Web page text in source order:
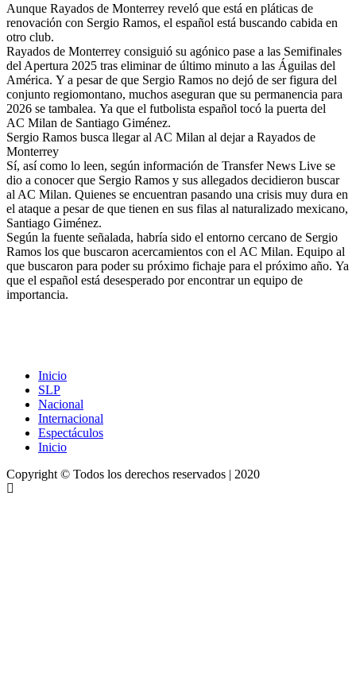
Aunque Rayados de Monterrey reveló que está en pláticas de
renovación con Sergio Ramos, el español está buscando cabida en
otro club.
Rayados de Monterrey consiguió su agónico pase a las Semifinales
del Apertura 2025 tras eliminar de último minuto a las Águilas del
América. Y a pesar de que Sergio Ramos no dejó de ser figura del
conjunto regiomontano, muchos aseguran que su permanencia para
2026 se tambalea. Ya que el futbolista español tocó la puerta del
AC Milan de Santiago Giménez.
Sergio Ramos busca llegar al AC Milan al dejar a Rayados de
Monterrey
Sí, así como lo leen, según información de Transfer News Live se
dio a conocer que Sergio Ramos y sus allegados decidieron buscar
al AC Milan. Quienes se encuentran pasando una crisis muy dura en
el ataque a pesar de que tienen en sus filas al naturalizado mexicano,
Santiago Giménez.
Según la fuente señalada, habría sido el entorno cercano de Sergio
Ramos los que buscaron acercamientos con el AC Milan. Equipo al
que buscaron para poder su próximo fichaje para el próximo año. Ya
que el español está desesperado por encontrar un equipo de
importancia.
Inicio
SLP
Nacional
Internacional
Espectáculos
Inicio
Copyright © Todos los derechos reservados | 2020